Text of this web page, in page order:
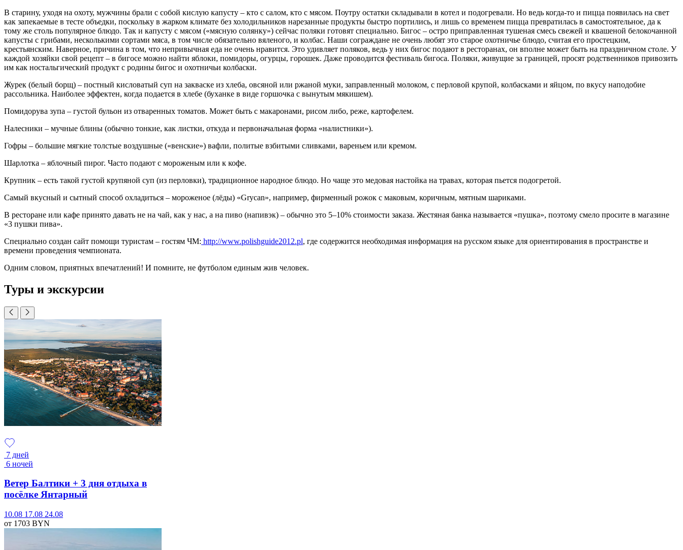
В старину, уходя на охоту, мужчины брали с собой кислую капусту – кто с салом, кто с мясом. Поутру остатки складывали в котел и подогревали. Но ведь когда-то и пицца появилась на свет
как запекаемые в тесте объедки, поскольку в жарком климате без холодильников нарезанные продукты быстро портились, и лишь со временем пицца превратилась в самостоятельное, да к
тому же столь популярное блюдо. Так и капусту с мясом («мясную солянку») сейчас поляки готовят специально. Бигос – остро приправленная тушеная смесь свежей и квашеной белокочанной
капусты с грибами, несколькими сортами мяса, в том числе обязательно вяленого, и колбас. Наши сограждане не очень любят это старое охотничье блюдо, считая его простецким,
крестьянским. Наверное, причина в том, что непривычная еда не очень нравится. Это удивляет поляков, ведь у них бигос подают в ресторанах, он вполне может быть на праздничном столе. У
каждой хозяйки свой рецепт – в бигосе можно найти яблоки, помидоры, огурцы, горошек. Даже проводится фестиваль бигоса. Поляки, живущие за границей, просят родственников привозить
им как ностальгический продукт с родины бигос и охотничьи колбаски.
Журек (белый борщ) – постный кисловатый суп на закваске из хлеба, овсяной или ржаной муки, заправленный молоком, с перловой крупой, колбасками и яйцом, по вкусу наподобие
рассольника. Наиболее эффектен, когда подается в хлебе (буханке в виде горшочка с вынутым мякишем).
Помидорува зупа – густой бульон из отваренных томатов. Может быть с макаронами, рисом либо, реже, картофелем.
Налесники – мучные блины (обычно тонкие, как листки, откуда и первоначальная форма «налистники»).
Гофры – большие мягкие толстые воздушные («венские») вафли, политые взбитыми сливками, вареньем или кремом.
Шарлотка – яблочный пирог. Часто подают с мороженым или к кофе.
Крупник – есть такой густой крупяной суп (из перловки), традиционное народное блюдо. Но чаще это медовая настойка на травах, которая пьется подогретой.
Самый вкусный и сытный способ охладиться – мороженое (лёды) «Grycan», например, фирменный рожок с маковым, коричным, мятным шариками.
В ресторане или кафе принято давать не на чай, как у нас, а на пиво (напивэк) – обычно это 5–10% стоимости заказа. Жестяная банка называется «пушка», поэтому смело просите в магазине
«3 пушки пива».
Специально создан сайт помощи туристам – гостям ЧМ: http://www.polishguide2012.pl, где содержится необходимая информация на русском языке для ориентирования в пространстве и
времени проведения чемпионата.
Одним словом, приятных впечатлений! И помните, не футболом единым жив человек.
Туры и экскурсии
7 дней
6 ночей
Ветер Балтики + 3 дня отдыха в
посёлке Янтарный
10.08 17.08 24.08
от 1703 BYN